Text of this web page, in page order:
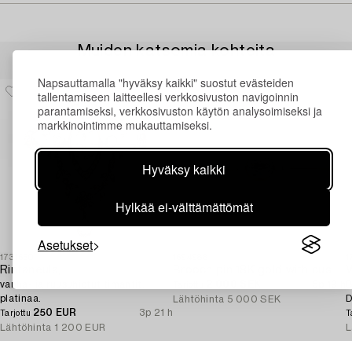
Napsauttamalla "hyväksy kaikki" suostut evästeiden
tallentamiseen laitteellesi verkkosivuston navigoinnin
parantamiseksi, verkkosivuston käytön analysoimiseksi ja
markkinointimme mukauttamiseksi.
Hyväksy kaikki
Hylkää ei-välttämättömät
Asetukset
Muiden katsomia kohteita
1731650
Rintaneula,
vanha- ja ruusuhiotut timantit,
platinaa.
Tarjottu 250 EUR
3p 21 h
Lähtöhinta 1 200 EUR
Lähtöhinta 5 000 SEK